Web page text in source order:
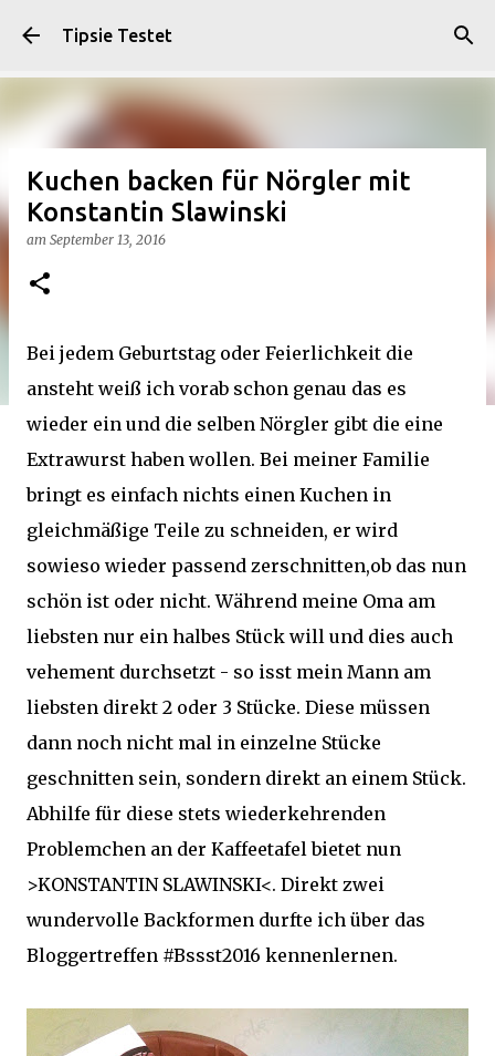
Direkt zum Hauptbereich
Tipsie Testet
Kuchen backen für Nörgler mit
Konstantin Slawinski
am September 13, 2016
Bei jedem Geburtstag oder Feierlichkeit die
ansteht weiß ich vorab schon genau das es
wieder ein und die selben Nörgler gibt die eine
Extrawurst haben wollen. Bei meiner Familie
bringt es einfach nichts einen Kuchen in
gleichmäßige Teile zu schneiden, er wird
sowieso wieder passend zerschnitten,ob das nun
schön ist oder nicht. Während meine Oma am
liebsten nur ein halbes Stück will und dies auch
vehement durchsetzt - so isst mein Mann am
liebsten direkt 2 oder 3 Stücke. Diese müssen
dann noch nicht mal in einzelne Stücke
geschnitten sein, sondern direkt an einem Stück.
Abhilfe für diese stets wiederkehrenden
Problemchen an der Kaffeetafel bietet nun
>KONSTANTIN SLAWINSKI<. Direkt zwei
wundervolle Backformen durfte ich über das
Bloggertreffen #Bssst2016 kennenlernen.